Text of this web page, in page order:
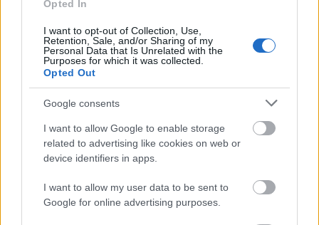
Opted In
I want to opt-out of Collection, Use,
Retention, Sale, and/or Sharing of my
Personal Data that Is Unrelated with the
Purposes for which it was collected.
Opted Out
Google consents
I want to allow Google to enable storage
related to advertising like cookies on web or
device identifiers in apps.
I want to allow my user data to be sent to
Google for online advertising purposes.